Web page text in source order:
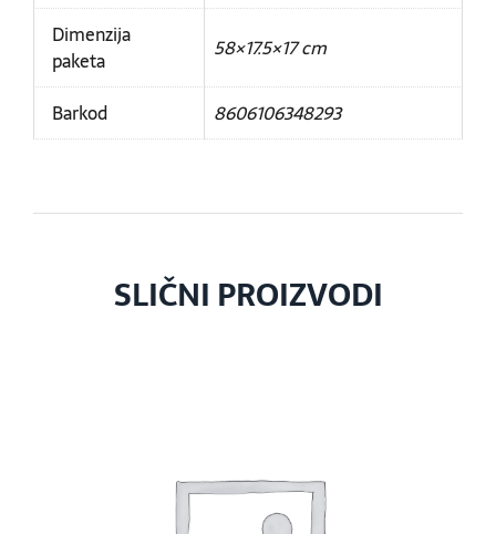
Dimenzija
paketa
58×17.5×17 cm
Barkod 8606106348293
SLIČNI PROIZVODI